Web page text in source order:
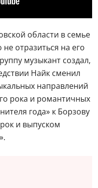
области в семье
отразиться на его
музыкант создал,
Найк сменил
направлений
рока и романтичных
года» к Борзову
и выпуском